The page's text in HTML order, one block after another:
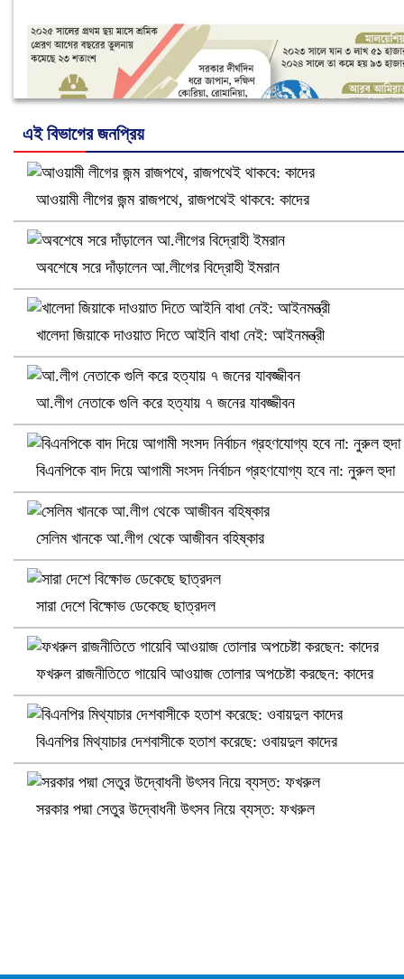
নানা সংকটে রিক্রুটিং এজেন্সি, হুমকির মুখে শ্রম রপ্তানি
খুলনায় বিএনপি অফিসে গুলি-বোমা হামলা, নিহত ১
প্রোটিয়াদের হারিয়ে বিশ্বকাপের শিরোপা ঘরে তুলল ভারত
এই বিভাগের জনপ্রিয়
আওয়ামী লীগের জন্ম রাজপথে, রাজপথেই থাকবে: কাদের
অবশেষে সরে দাঁড়ালেন আ.লীগের বিদ্রোহী ইমরান
খালেদা জিয়াকে দাওয়াত দিতে আইনি বাধা নেই: আইনমন্ত্রী
আ.লীগ নেতাকে গুলি করে হত্যায় ৭ জনের যাবজ্জীবন
বিএনপিকে বাদ দিয়ে আগামী সংসদ নির্বাচন গ্রহণযোগ্য হবে না: নুরুল হুদা
সেলিম খানকে আ.লীগ থেকে আজীবন বহিষ্কার
সারা দেশে বিক্ষোভ ডেকেছে ছাত্রদল
ফখরুল রাজনীতিতে গায়েবি আওয়াজ তোলার অপচেষ্টা করছেন: কাদের
বিএনপির মিথ্যাচার দেশবাসীকে হতাশ করেছে: ওবায়দুল কাদের
সরকার পদ্মা সেতুর উদ্বোধনী উৎসব নিয়ে ব্যস্ত: ফখরুল